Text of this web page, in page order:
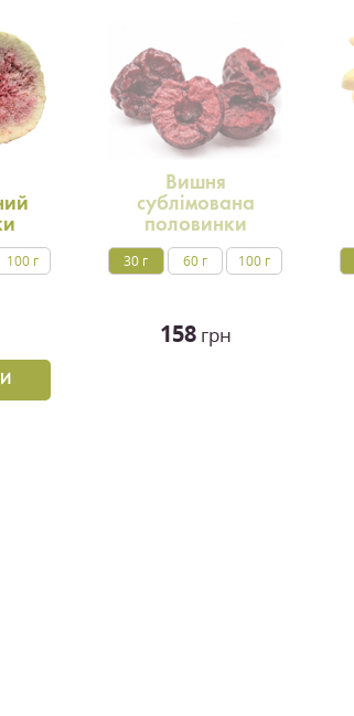
100 г
Вишня
сублімована
половинки
30 г 60 г 100 г
158 грн